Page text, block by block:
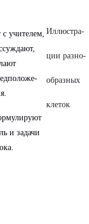
с учителем,
и задачи
Иллюстра-
ции разно-
образных
клеток